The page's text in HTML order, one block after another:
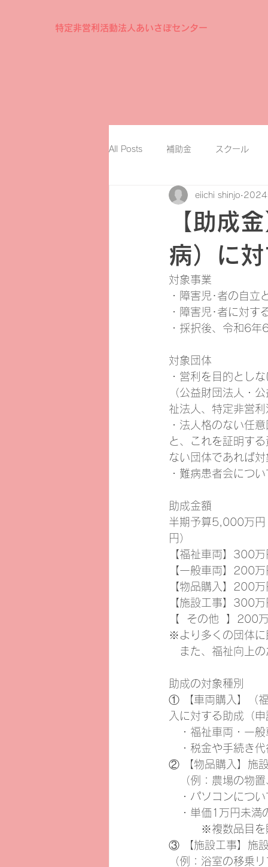
特定非営利活動法人あいさぽセンター
All Posts 補助金 スクール
【助成
病）に
eiichi shinjo 2024
対象事業
・障害児･者の自立
・障害児･者に対す
・採択後、令和6
対象団体
・営利を目的とし
（公益財団法人・
祉法人、特定非営
・法人格のない任
と、これを証明す
ない団体であれば対
・難病患者会につ
助成金額
半期予算5,000万円
円）
【福祉車両】300
【一般車両】200万
【物品購入】200万
【施設工事】300万
【  その他  】200
※より多くの団体に
また、福祉向上の
助成の対象種別
① 【車両購入】（
入に対する助成（
・福祉車両・一般
・税金や手続き代
② 【物品購入】施
（例：農場の物置
・パソコンについ
・単価1万円未満
※複数
③ 【施設工事】施
（例：浴室の移乗